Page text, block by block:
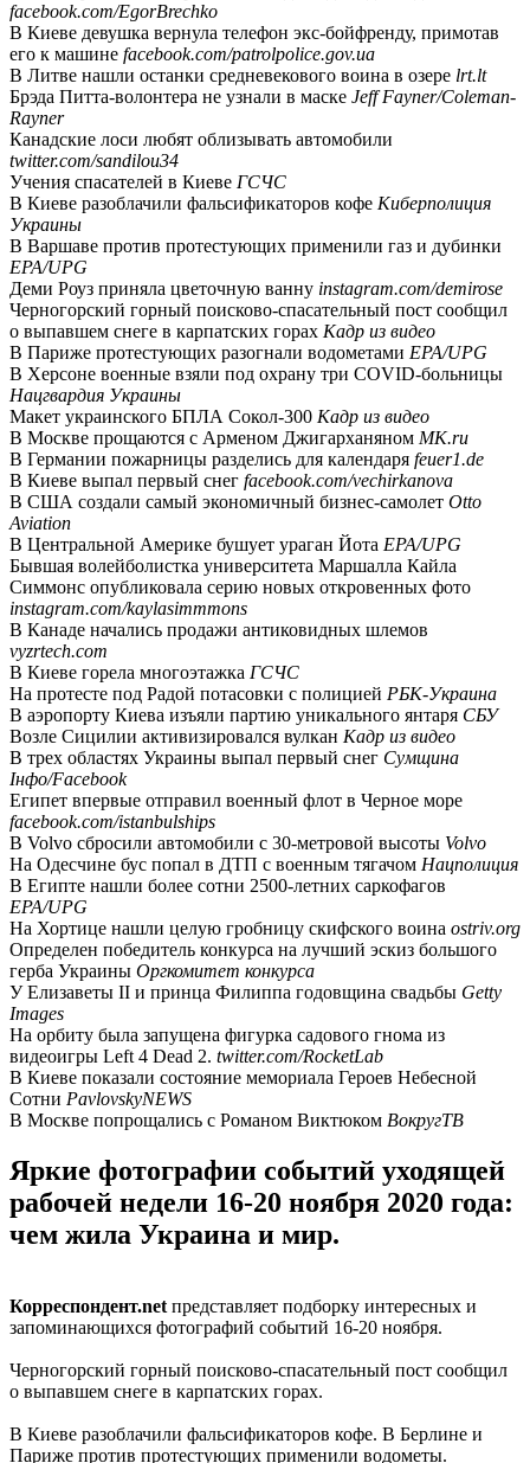
facebook.com/EgorBrechko
В Киеве девушка вернула телефон экс-бойфренду, примотав
его к машине facebook.com/patrolpolice.gov.ua
В Литве нашли останки средневекового воина в озере lrt.lt
Брэда Питта-волонтера не узнали в маске Jeff Fayner/Coleman-
Rayner
Канадские лоси любят облизывать автомобили
twitter.com/sandilou34
Учения спасателей в Киеве ГСЧС
В Киеве разоблачили фальсификаторов кофе Киберполиция
Украины
В Варшаве против протестующих применили газ и дубинки
EPA/UPG
Деми Роуз приняла цветочную ванну instagram.com/demirose
Черногорский горный поисково-спасательный пост сообщил
о выпавшем снеге в карпатских горах Кадр из видео
В Париже протестующих разогнали водометами EPA/UPG
В Херсоне военные взяли под охрану три COVID-больницы
Нацгвардия Украины
Макет украинского БПЛА Сокол-300 Кадр из видео
В Москве прощаются с Арменом Джигарханяном MK.ru
В Германии пожарницы разделись для календаря feuer1.de
В Киеве выпал первый снег facebook.com/vechirkanova
В США создали самый экономичный бизнес-самолет Otto
Aviation
В Центральной Америке бушует ураган Йота EPA/UPG
Бывшая волейболистка университета Маршалла Кайла
Симмонс опубликовала серию новых откровенных фото
instagram.com/kaylasimmmons
В Канаде начались продажи антиковидных шлемов
vyzrtech.com
В Киеве горела многоэтажка ГСЧС
На протесте под Радой потасовки с полицией РБК-Украина
В аэропорту Киева изъяли партию уникального янтаря СБУ
Возле Сицилии активизировался вулкан Кадр из видео
В трех областях Украины выпал первый снег Сумщина
Інфо/Facebook
Египет впервые отправил военный флот в Черное море
facebook.com/istanbulships
В Volvo сбросили автомобили с 30-метровой высоты Volvo
На Одесчине бус попал в ДТП с военным тягачом Нацполиция
В Египте нашли более сотни 2500-летних саркофагов
EPA/UPG
На Хортице нашли целую гробницу скифского воина ostriv.org
Определен победитель конкурса на лучший эскиз большого
герба Украины Оргкомитет конкурса
У Елизаветы II и принца Филиппа годовщина свадьбы Getty
Images
На орбиту была запущена фигурка садового гнома из
видеоигры Left 4 Dead 2. twitter.com/RocketLab
В Киеве показали состояние мемориала Героев Небесной
Сотни PavlovskyNEWS
В Москве попрощались с Романом Виктюком ВокругТВ
Яркие фотографии событий уходящей
рабочей недели 16-20 ноября 2020 года:
чем жила Украина и мир.
Корреспондент.net представляет подборку интересных и
запоминающихся фотографий событий 16-20 ноября.
Черногорский горный поисково-спасательный пост сообщил
о выпавшем снеге в карпатских горах.
В Киеве разоблачили фальсификаторов кофе. В Берлине и
Париже против протестующих применили водометы.